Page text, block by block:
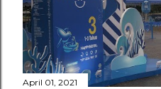
April 01, 2021